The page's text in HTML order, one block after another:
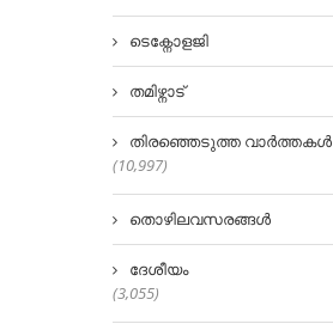
ടെക്നോളജി
തമിഴ്നാട്
തിരഞ്ഞെടുത്ത വാർത്തകൾ
(10,997)
തൊഴിലവസരങ്ങൾ
ദേശീയം
(3,055)